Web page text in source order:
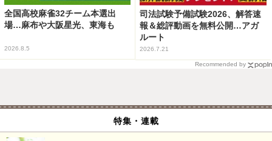
全国高校麻雀32チーム本選出
場…麻布や大阪星光、東海も
2026.8.5
司法試験予備試験2026、解答速
報＆総評動画を無料公開…アガ
ルート
2026.7.21
Recommended by
特集・連載